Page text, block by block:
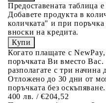
Предоставената таблица
Добавете продукта в
количката" и при
вноски на кредита.
Когато плащате с
поръчката Ви вместо Вас.
разполагате с три начина
Отложено до 30 дни от
поръчката без
400 лв. / €204,52